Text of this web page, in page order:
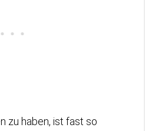
zu haben, ist fast so